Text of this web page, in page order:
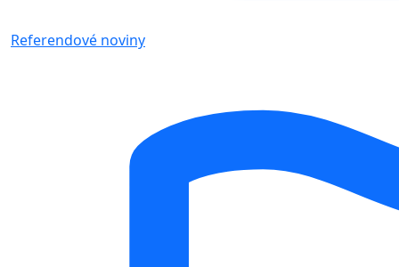
Referendové noviny